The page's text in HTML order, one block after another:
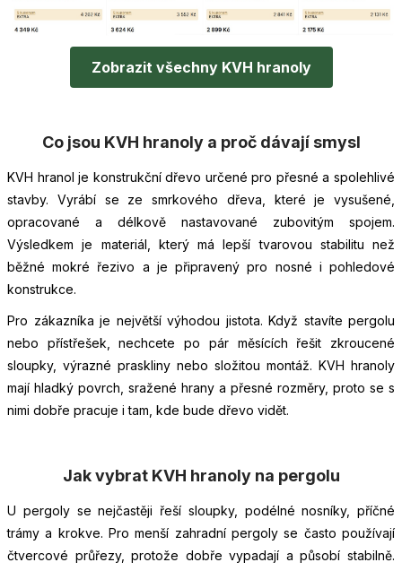
Zobrazit všechny KVH hranoly
Co jsou KVH hranoly a proč dávají smysl
KVH hranol je konstrukční dřevo určené pro přesné a spolehlivé
stavby. Vyrábí se ze smrkového dřeva, které je vysušené,
opracované a délkově nastavované zubovitým spojem.
Výsledkem je materiál, který má lepší tvarovou stabilitu než
běžné mokré řezivo a je připravený pro nosné i pohledové
konstrukce.
Pro zákazníka je největší výhodou jistota. Když stavíte pergolu
nebo přístřešek, nechcete po pár měsících řešit zkroucené
sloupky, výrazné praskliny nebo složitou montáž. KVH hranoly
mají hladký povrch, sražené hrany a přesné rozměry, proto se s
nimi dobře pracuje i tam, kde bude dřevo vidět.
Jak vybrat KVH hranoly na pergolu
U pergoly se nejčastěji řeší sloupky, podélné nosníky, příčné
trámy a krokve. Pro menší zahradní pergoly se často používají
čtvercové průřezy, protože dobře vypadají a působí stabilně.